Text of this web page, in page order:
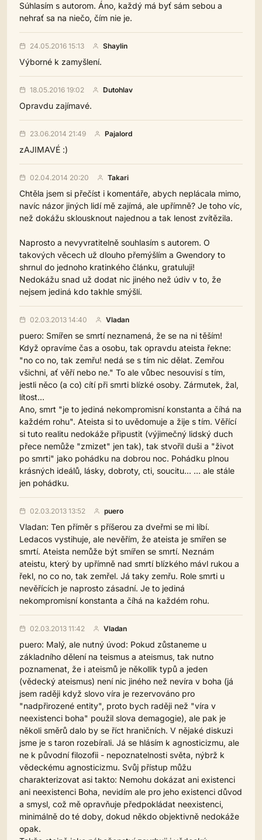
Súhlasím s autorom. Áno, každý má byť sám sebou a
nehrať sa na niečo, čím nie je.
24.05.2016 15:13 Shaylin
Výborné k zamyšlení.
18.05.2016 19:02 Dutohlav
Opravdu zajímavé.
23.06.2014 21:49 Pajalord
zAJIMAVÉ :)
02.04.2014 20:20 Takari
Chtěla jsem si přečíst i komentáře, abych neplácala mimo,
navíc názor jiných lidí mě zajímá, ale upřímně? Je toho víc,
než dokážu sklousknout najednou a tak lenost zvítězila.
Naprosto a nevyvratitelně souhlasím s autorem. O
takových věcech už dlouho přemýšlím a Gwendory to
shrnul do jednoho kratinkého článku, gratuluji!
Nedokážu snad už dodat nic jiného než údiv v to, že
nejsem jediná kdo takhle smýšlí.
02.03.2013 14:40 Vladan
puero: Smířen se smrtí neznamená, že se na ni těším!
Když opravíme čas a osobu, tak opravdu ateista řekne:
"no co no, tak zemřu! nedá se s tím nic dělat. Zemřou
všichni, ať věří nebo ne." To ale vůbec nesouvisí s tím,
jestli něco (a co) cítí při smrti blízké osoby. Zármutek, žal,
lítost...
Ano, smrt "je to jediná nekompromisní konstanta a číhá na
každém rohu". Ateista si to uvědomuje a žije s tím. Věřící
si tuto realitu nedokáže připustit (výjimečný lidský duch
přece nemůže "zmizet" jen tak), tak stvořil duši a "život
po smrti" jako pohádku na dobrou noc. Pohádku plnou
krásných ideálů, lásky, dobroty, cti, soucitu... ... ale stále
jen pohádku.
02.03.2013 13:52 puero
Vladan: Ten příměr s příšerou za dveřmi se mi líbí.
Ledacos vystihuje, ale nevěřím, že ateista je smířen se
smrtí. Ateista nemůže být smířen se smrtí. Neznám
ateistu, který by upřímně nad smrtí blízkého mávl rukou a
řekl, no co no, tak zemřel. Já taky zemřu. Role smrti u
nevěřících je naprosto zásadní. Je to jediná
nekompromisní konstanta a číhá na každém rohu.
02.03.2013 11:42 Vladan
puero: Malý, ale nutný úvod: Pokud zůstaneme u
základního dělení na teismus a ateismus, tak nutno
poznamenat, že i ateismů je někollik typů a jeden
(vědecký ateismus) není nic jiného než nevíra v boha (já
jsem raději když slovo víra je rezervováno pro
"nadpřirozené entity", proto bych raději než "víra v
neexistenci boha" použil slova demagogie), ale pak je
několi směrů dalo by se říct hraničních. V nějaké diskuzi
jsme je s taron rozebírali. Já se hlásím k agnosticizmu, ale
ne k původní filozofii - nepoznatelnosti světa, nýbrž k
vědeckému agnosticizmu. Svůj přístup můžu
charakterizovat asi takto: Nemohu dokázat ani existenci
ani neexistenci Boha, nevidím ale pro jeho existenci důvod
a smysl, což mě opravňuje předpokládat neexistenci,
minimálně do té doby, dokud někdo objektivně nedokáže
opak.